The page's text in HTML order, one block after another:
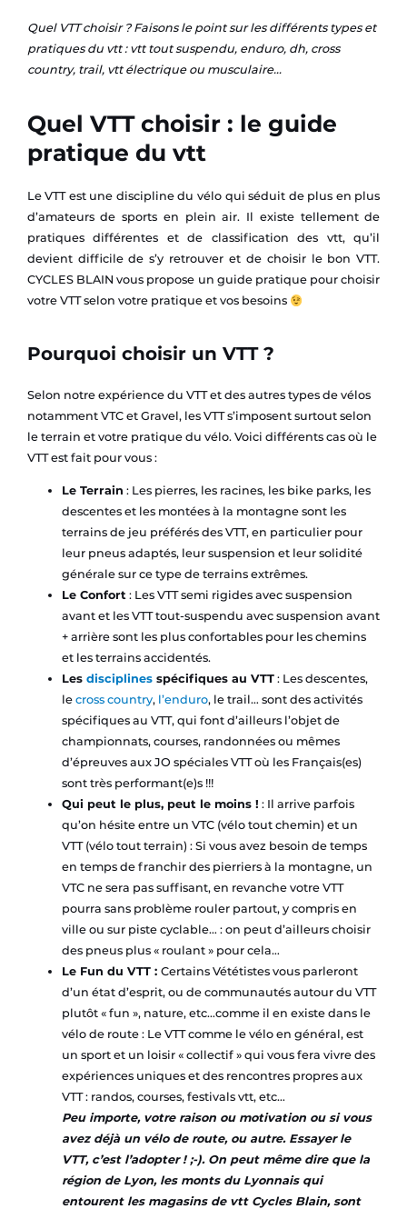
Quel VTT choisir ? Faisons le point sur les différents types et
pratiques du vtt : vtt tout suspendu, enduro, dh, cross
country, trail, vtt électrique ou musculaire…
Quel VTT choisir : le guide
pratique du vtt
Le VTT est une discipline du vélo qui séduit de plus en plus
d’amateurs de sports en plein air. Il existe tellement de
pratiques différentes et de classification des vtt, qu’il
devient difficile de s’y retrouver et de choisir le bon VTT.
CYCLES BLAIN vous propose un guide pratique pour choisir
votre VTT selon votre pratique et vos besoins
Pourquoi choisir un VTT ?
Selon notre expérience du VTT et des autres types de vélos
notamment VTC et Gravel, les VTT s’imposent surtout selon
le terrain et votre pratique du vélo. Voici différents cas où le
VTT est fait pour vous :
Le Terrain : Les pierres, les racines, les bike parks, les
descentes et les montées à la montagne sont les
terrains de jeu préférés des VTT, en particulier pour
leur pneus adaptés, leur suspension et leur solidité
générale sur ce type de terrains extrêmes.
Le Confort : Les VTT semi rigides avec suspension
avant et les VTT tout-suspendu avec suspension avant
+ arrière sont les plus confortables pour les chemins
et les terrains accidentés.
Les disciplines spécifiques au VTT: Les descentes,
le cross country, l’enduro, le trail… sont des activités
spécifiques au VTT, qui font d’ailleurs l’objet de
championnats, courses, randonnées ou mêmes
d’épreuves aux JO spéciales VTT où les Français(es)
sont très performant(e)s !!!
Qui peut le plus, peut le moins ! : Il arrive parfois
qu’on hésite entre un VTC (vélo tout chemin) et un
VTT (vélo tout terrain) : Si vous avez besoin de temps
en temps de franchir des pierriers à la montagne, un
VTC ne sera pas suffisant, en revanche votre VTT
pourra sans problème rouler partout, y compris en
ville ou sur piste cyclable… : on peut d’ailleurs choisir
des pneus plus « roulant » pour cela…
Le Fun du VTT : Certains Vététistes vous parleront
d’un état d’esprit, ou de communautés autour du VTT
plutôt « fun », nature, etc…comme il en existe dans le
vélo de route : Le VTT comme le vélo en général, est
un sport et un loisir « collectif » qui vous fera vivre des
expériences uniques et des rencontres propres aux
VTT : randos, courses, festivals vtt, etc…
Peu importe, votre raison ou motivation ou si vous
avez déjà un vélo de route, ou autre. Essayer le
VTT, c’est l’adopter ! ;-). On peut même dire que la
région de Lyon, les monts du Lyonnais qui
entourent les magasins de vtt Cycles Blain, sont